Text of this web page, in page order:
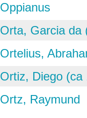
Oppianus
Orta, Garcia da
Ortelius,
Ortiz, Diego (ca
Ortz, Raymund